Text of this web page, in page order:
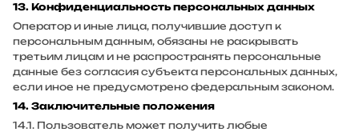
13. Конфиденциальность персональных данных
Оператор и иные лица, получившие доступ к
персональным данным, обязаны не раскрывать
третьим лицам и не распространять персональные
данные без согласия субъекта персональных данных,
если иное не предусмотрено федеральным законом.
14. Заключительные положения
14.1. Пользователь может получить любые